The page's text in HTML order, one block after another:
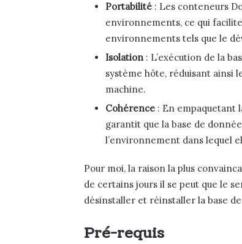
Portabilité : Les conteneurs
environnements, ce qui
environnements tels que le
Isolation : L’exécution de la
système hôte, réduisant ainsi
machine.
Cohérence : En empaquetant
garantit que la base de
l’environnement dans lequel
Pour moi, la raison la plus
de certains jours il se peut que le
désinstaller et réinstaller la base
Pré-requis